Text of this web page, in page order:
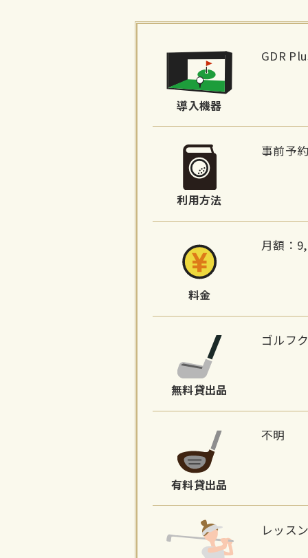
導入機器
GDR
利用方法
事前予
料金
月額：
無料貸出品
ゴルフ
有料貸出品
不明
レッス